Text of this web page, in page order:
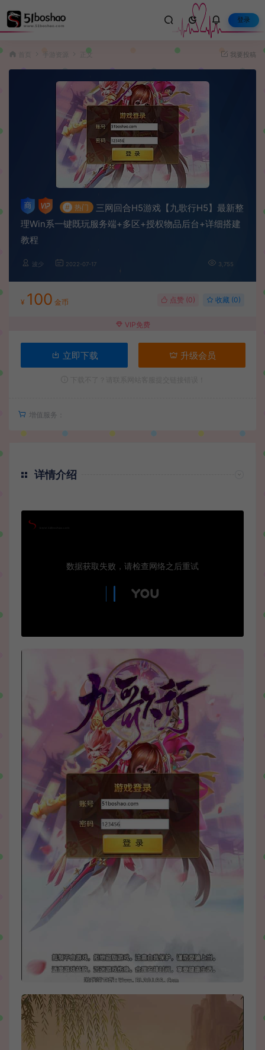
登录
手游资源 正文 我要投稿
# 热门
三网回合H5游戏【九歌行H5】最新整
理Win系一键既玩服务端+多区+授权物品后台+详细搭建
教程
波少 2022-07-17 3,755
¥ 100 金币 点赞 (0) 收藏 (0)
VIP免费
立即下载 升级会员
增值服务：
详情介绍